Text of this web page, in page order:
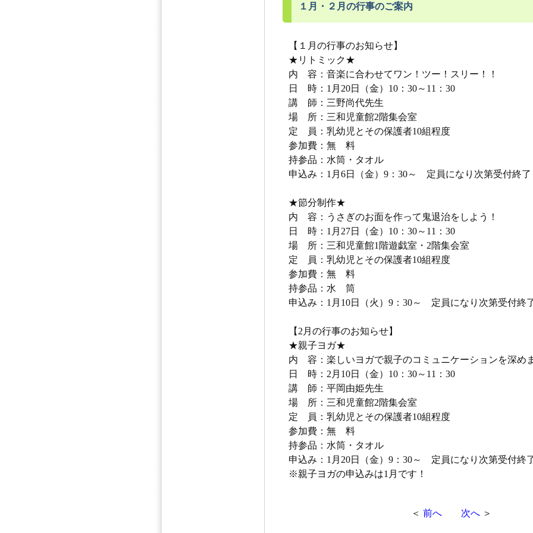
１月・２月の行事のご案内
【１月の行事のお知らせ】
★リトミック★
内 容：音楽に合わせてワン！ツー！スリー！！
日 時：1月20日（金）10：30～11：30
講 師：三野尚代先生
場 所：三和児童館2階集会室
定 員：乳幼児とその保護者10組程度
参加費：無 料
持参品：水筒・タオル
申込み：1月6日（金）9：30～ 定員になり次第受付終了
★節分制作★
内 容：うさぎのお面を作って鬼退治をしよう！
日 時：1月27日（金）10：30～11：30
場 所：三和児童館1階遊戯室・2階集会室
定 員：乳幼児とその保護者10組程度
参加費：無 料
持参品：水 筒
申込み：1月10日（火）9：30～ 定員になり次第受付終
【2月の行事のお知らせ】
★親子ヨガ★
内 容：楽しいヨガで親子のコミュニケーションを深め
日 時：2月10日（金）10：30～11：30
講 師：平岡由姫先生
場 所：三和児童館2階集会室
定 員：乳幼児とその保護者10組程度
参加費：無 料
持参品：水筒・タオル
申込み：1月20日（金）9：30～ 定員になり次第受付終
※親子ヨガの申込みは1月です！
＜ 前へ 次へ＞